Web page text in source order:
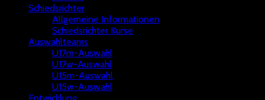
Schiedsrichter
Allgemeine Informationen
Schiedsrichter Kurse
Auswahlteams
U17m-Auswahl
U17w-Auswahl
U15m-Auswahl
U15w-Auswahl